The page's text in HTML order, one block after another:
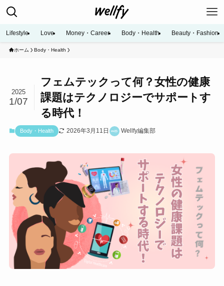
Lifestyle Love Money・Career Body・Health Beauty・Fashion
ホーム Body・Health
フェムテックって何？女性の健康
課題はテクノロジーでサポートす
る時代！
2025
1/07
Body・Health 2026年3月11日 Wellfy編集部